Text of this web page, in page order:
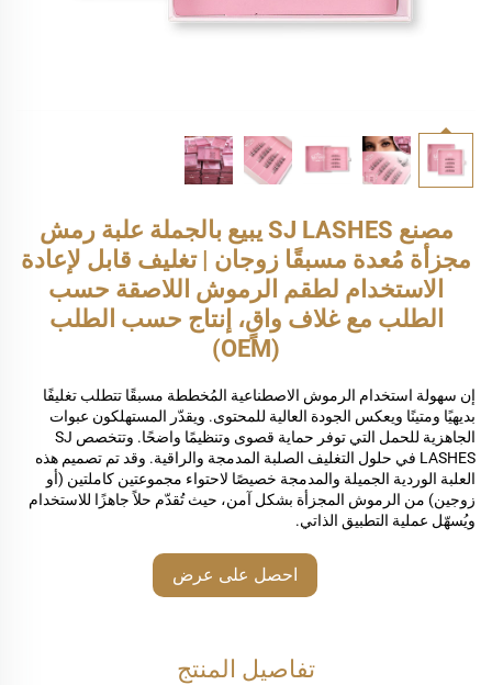
مصنع SJ LASHES يبيع بالجملة علبة رمش
مجزأة مُعدة مسبقًا زوجان | تغليف قابل لإعادة
الاستخدام لطقم الرموش اللاصقة حسب
الطلب مع غلاف واقٍ، إنتاج حسب الطلب
(OEM)
إن سهولة استخدام الرموش الاصطناعية المُخططة مسبقًا تتطلب تغليفًا
بديهيًا ومتينًا ويعكس الجودة العالية للمحتوى. ويقدّر المستهلكون عبوات
الجاهزية للحمل التي توفر حماية قصوى وتنظيمًا واضحًا. وتتخصص SJ
LASHES في حلول التغليف الصلبة المدمجة والراقية. وقد تم تصميم هذه
العلبة الوردية الجميلة والمدمجة خصيصًا لاحتواء مجموعتين كاملتين (أو
زوجين) من الرموش المجزأة بشكل آمن، حيث تُقدّم حلاً جاهزًا للاستخدام
ويُسهّل عملية التطبيق الذاتي.
احصل على عرض
تفاصيل المنتج